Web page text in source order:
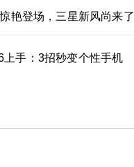
艳登场，三星新风尚来了
上手：3招秒变个性手机